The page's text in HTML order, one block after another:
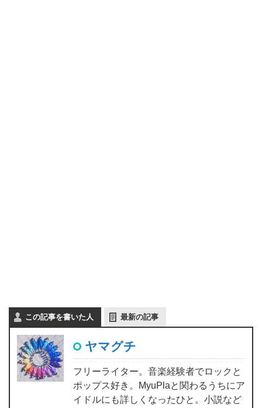
この記事を書いた人 最新の記事
ヤマグチ
フリーライター。音楽経験者でロックと
ポップス好き。MyuPlaと関わるうちにア
イドルにも詳しくなったひと。小説など